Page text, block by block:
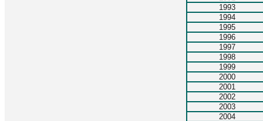
1993
1994
1995
1996
1997
1998
1999
2000
2001
2002
2003
2004